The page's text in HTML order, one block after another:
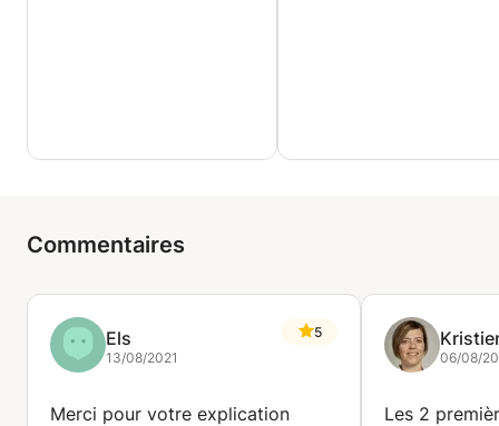
Commentaires
Els
13/08/2021
5
Merci pour votre explication
06/08/
Les 2